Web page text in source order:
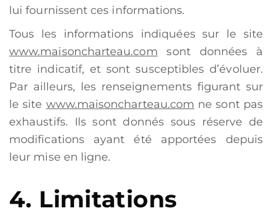
lui fournissent ces informations.
Tous les informations indiquées sur le site
www.maisoncharteau.com sont données à
titre indicatif, et sont susceptibles d’évoluer.
Par ailleurs, les renseignements figurant sur
le site www.maisoncharteau.com ne sont pas
exhaustifs. Ils sont donnés sous réserve de
modifications ayant été apportées depuis
leur mise en ligne.
4. Limitations